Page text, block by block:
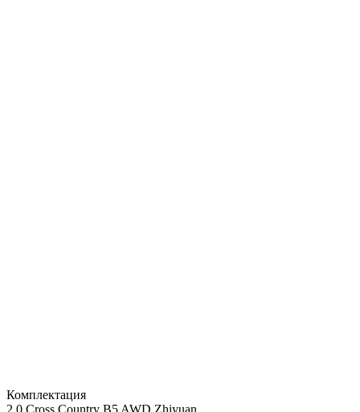
Комплектация
2.0 Cross Country B5 AWD Zhiyuan